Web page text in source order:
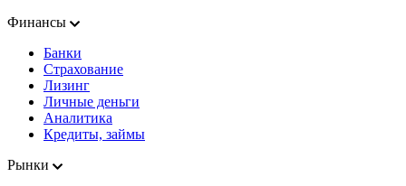
Финансы
Банки
Страхование
Лизинг
Личные деньги
Аналитика
Кредиты, займы
Рынки